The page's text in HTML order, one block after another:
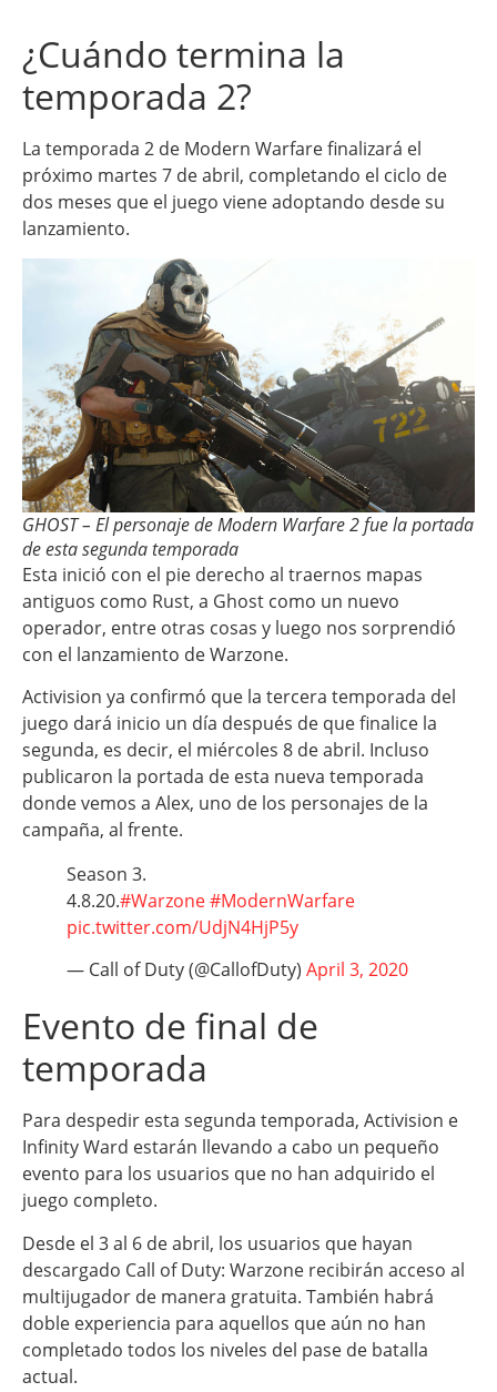
¿Cuándo termina la
temporada 2?
La temporada 2 de Modern Warfare finalizará el
próximo martes 7 de abril, completando el ciclo de
dos meses que el juego viene adoptando desde su
lanzamiento.
GHOST – El personaje de Modern Warfare 2 fue la portada
de esta segunda temporada
Esta inició con el pie derecho al traernos mapas
antiguos como Rust, a Ghost como un nuevo
operador, entre otras cosas y luego nos sorprendió
con el lanzamiento de Warzone.
Activision ya confirmó que la tercera temporada del
juego dará inicio un día después de que finalice la
segunda, es decir, el miércoles 8 de abril. Incluso
publicaron la portada de esta nueva temporada
donde vemos a Alex, uno de los personajes de la
campaña, al frente.
Season 3.
4.8.20.#Warzone#ModernWarfare
pic.twitter.com/UdjN4HjP5y
— Call of Duty (@CallofDuty) April 3, 2020
Evento de final de
temporada
Para despedir esta segunda temporada, Activision e
Infinity Ward estarán llevando a cabo un pequeño
evento para los usuarios que no han adquirido el
juego completo.
Desde el 3 al 6 de abril, los usuarios que hayan
descargado Call of Duty: Warzone recibirán acceso al
multijugador de manera gratuita. También habrá
doble experiencia para aquellos que aún no han
completado todos los niveles del pase de batalla
actual.